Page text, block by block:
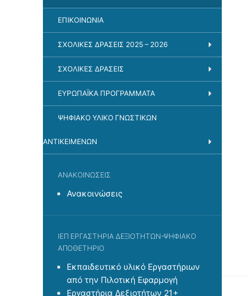
ΕΠΙΚΟΙΝΩΝΊΑ
ΣΧΟΛΙΚΈΣ ΔΡΆΣΕΙΣ 2025 – 2026
ΣΧΟΛΙΚΈΣ ΔΡΆΣΕΙΣ
ΕΥΡΩΠΑΪΚΆ ΠΡΟΓΡΆΜΜΑΤΑ
ΨΗΦΙΑΚΌ ΥΛΙΚΌ ΓΝΩΣΤΙΚΏΝ
ΑΝΤΙΚΕΙΜΈΝΩΝ
ΑΝΑΚΟΙΝΏΣΕΙΣ
Ανακοινώσεις
ΙΕΠ ΕΡΓΑΣΤΉΡΙΑ ΔΕΞΙΟΤΉΤΩΝ-ΨΗΦΙΑΚΌ
ΑΠΟΘΕΤΉΡΙΟ
Εκπαιδευτικό υλικό Εργαστήριων
από την Πιλοτική Εφαρμογή
Εργαστήρια Δεξιοτήτων 21+